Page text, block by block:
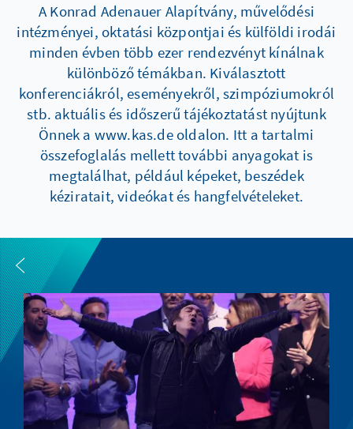
A Konrad Adenauer Alapítvány, művelődési
intézményei, oktatási központjai és külföldi irodái
minden évben több ezer rendezvényt kínálnak
különböző témákban. Kiválasztott
konferenciákról, eseményekről, szimpóziumokról
stb. aktuális és időszerű tájékoztatást nyújtunk
Önnek a www.kas.de oldalon. Itt a tartalmi
összefoglalás mellett további anyagokat is
megtalálhat, például képeket, beszédek
kéziratait, videókat és hangfelvételeket.